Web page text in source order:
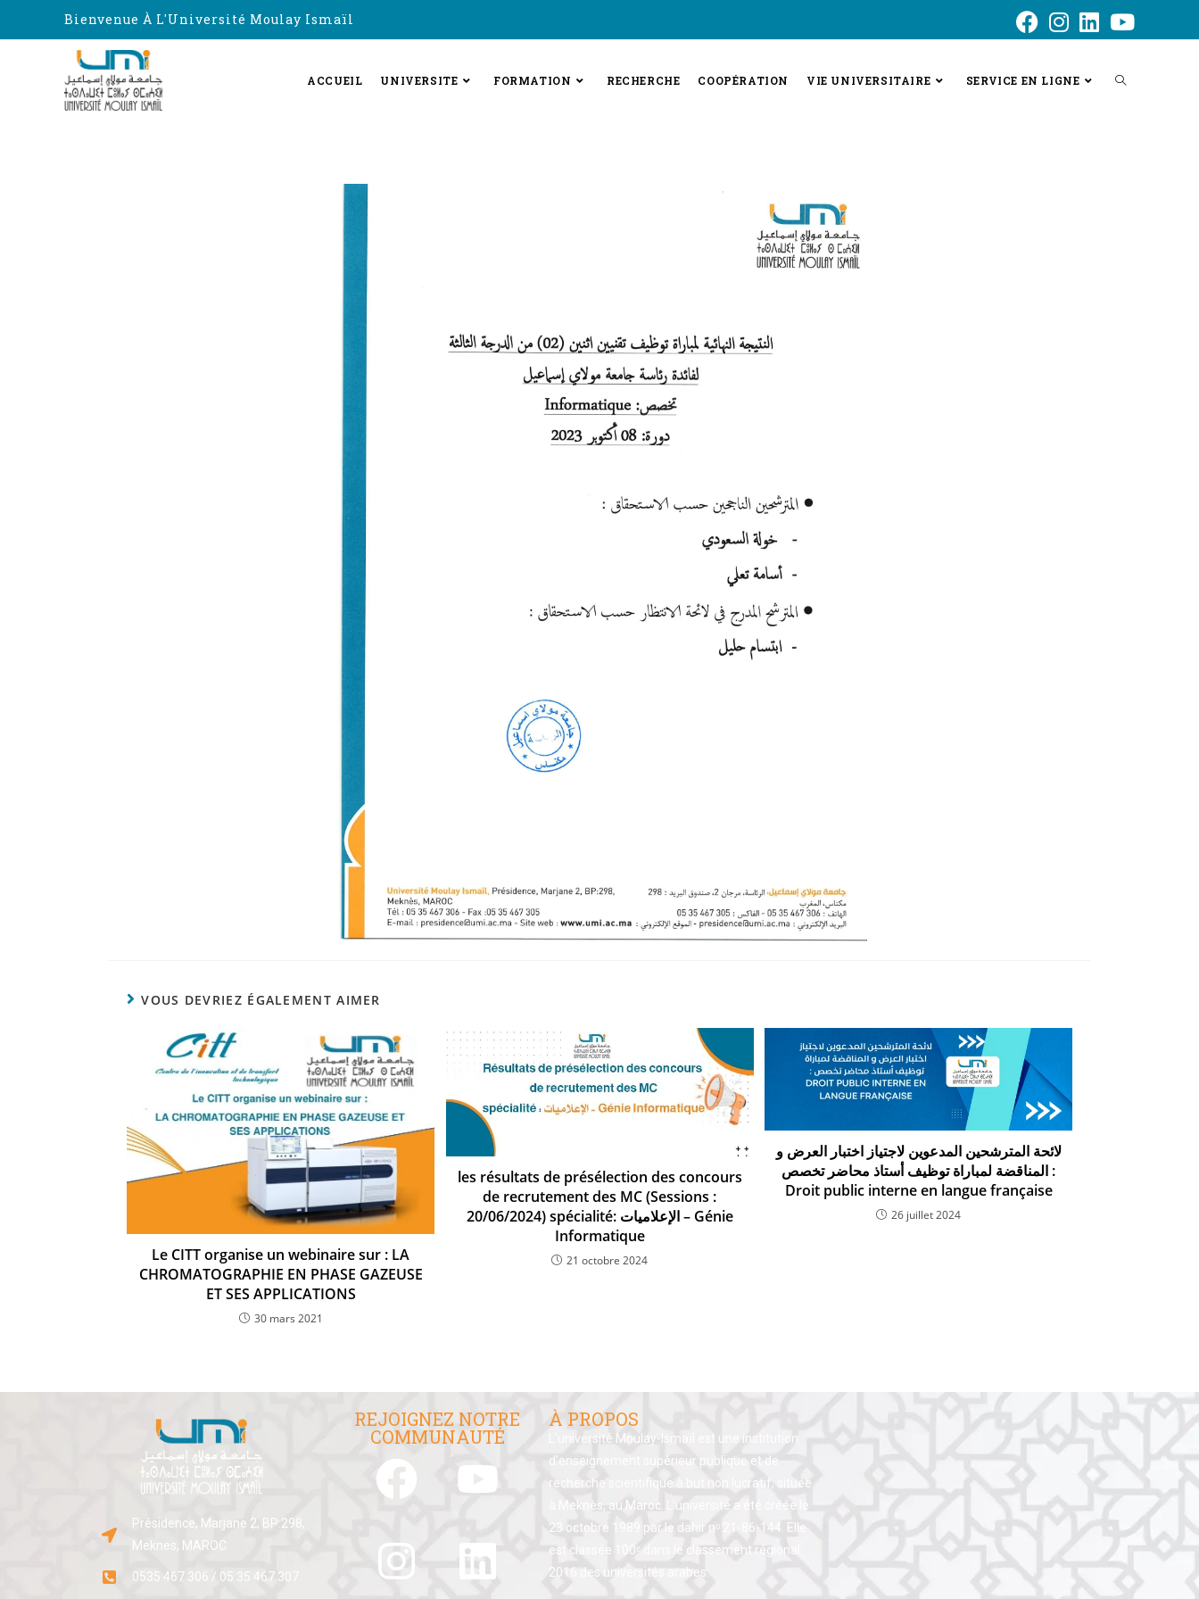
Bienvenue À L'Université Moulay Ismaïl
ACCUEIL UNIVERSITE FORMATION RECHERCHE COOPÉRATION VIE UNIVERSITAIRE SERVICE EN LIGNE
VOUS DEVRIEZ ÉGALEMENT AIMER
Le CITT organise un webinaire sur : LA
CHROMATOGRAPHIE EN PHASE GAZEUSE
ET SES APPLICATIONS
30 mars 2021
les résultats de présélection des concours
de recrutement des MC (Sessions :
20/06/2024) spécialité: الإعلاميات – Génie
Informatique
21 octobre 2024
لائحة المترشحين المدعوين لاجتياز اختبار العرض و
المناقضة لمباراة توظيف أستاذ محاضر تخصص :
Droit public interne en langue française
26 juillet 2024
Présidence, Marjane 2, BP:298,
Meknes, MAROC
0535 467 306 / 05 35 467 307
REJOIGNEZ NOTRE
COMMUNAUTÉ
À PROPOS
L’université Moulay-Ismaïl est une institution
d’enseignement supérieur publique et de
recherche scientifique à but non lucratif, située
à Meknès, au Maroc. L’université a été créée le
23 octobre 1989 par le dahir nᵒ 21-86-144. Elle
est classée 100ᵉ dans le classement régional
2016 des universités arabes.